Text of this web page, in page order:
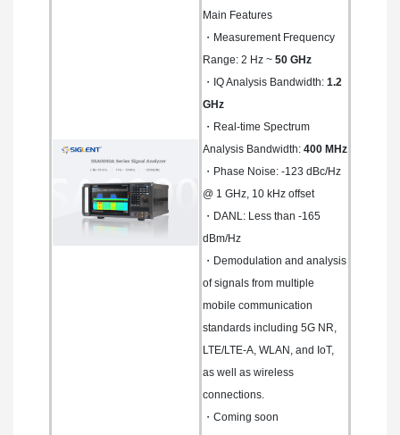
Main Features
・Measurement Frequency
Range: 2 Hz ~ 50 GHz
・IQ Analysis Bandwidth: 1.2
GHz
・Real-time Spectrum
Analysis Bandwidth: 400 MHz
・Phase Noise: -123 dBc/Hz
@ 1 GHz, 10 kHz offset
・DANL: Less than -165
dBm/Hz
・Demodulation and analysis
of signals from multiple
mobile communication
standards including 5G NR,
LTE/LTE-A, WLAN, and IoT,
as well as wireless
connections.
・Coming soon